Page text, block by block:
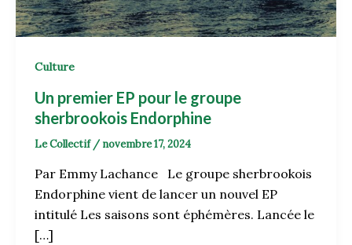
Culture
Un premier EP pour le groupe
sherbrookois Endorphine
Le Collectif / novembre 17, 2024
Par Emmy Lachance Le groupe sherbrookois
Endorphine vient de lancer un nouvel EP
intitulé Les saisons sont éphémères. Lancée le
[…]